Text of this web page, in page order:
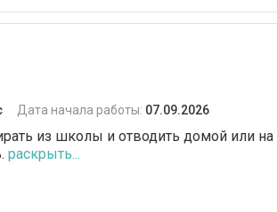
Дата начала работы: 07.09.2026
из школы и отводить домой или на
раскрыть...